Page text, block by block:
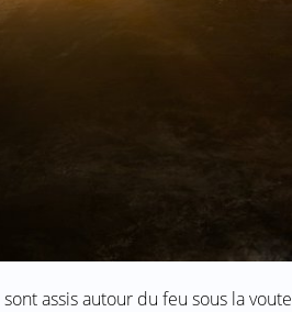
assis autour du feu sous la voute